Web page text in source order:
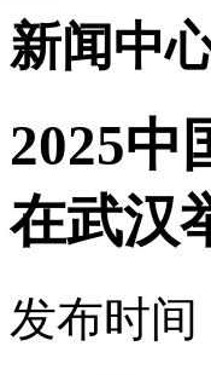
新闻中
2025中
在武汉
发布时间